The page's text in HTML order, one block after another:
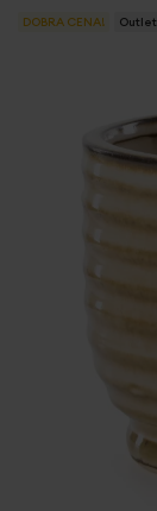
DOBRA CENA! Outlet